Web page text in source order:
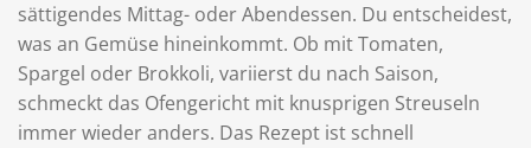
sättigendes Mittag- oder Abendessen. Du entscheidest,
was an Gemüse hineinkommt. Ob mit Tomaten,
Spargel oder Brokkoli, variierst du nach Saison,
schmeckt das Ofengericht mit knusprigen Streuseln
immer wieder anders. Das Rezept ist schnell